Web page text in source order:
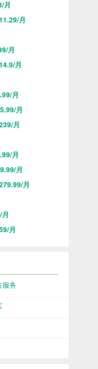
月
月
月
月
月
月
月
月
月
月
月
服务